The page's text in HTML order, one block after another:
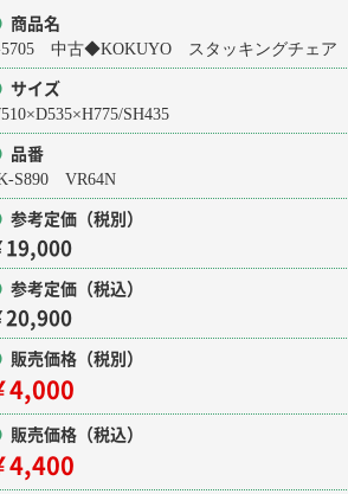
商品名
5705 中古◆KOKUYO スタッキングチェ
サイズ
SH435
品番
S890 VR64N
参考定価（税別）
19,000
参考定価（税込）
20,900
販売価格（税別）
4,000
販売価格（税込）
4,400